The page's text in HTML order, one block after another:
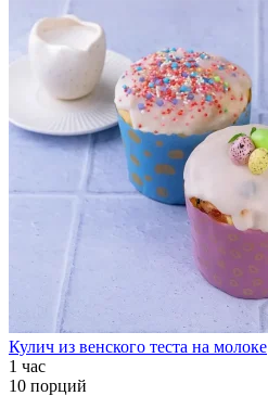
Кулич из венского теста на молоке
1 час
10 порций